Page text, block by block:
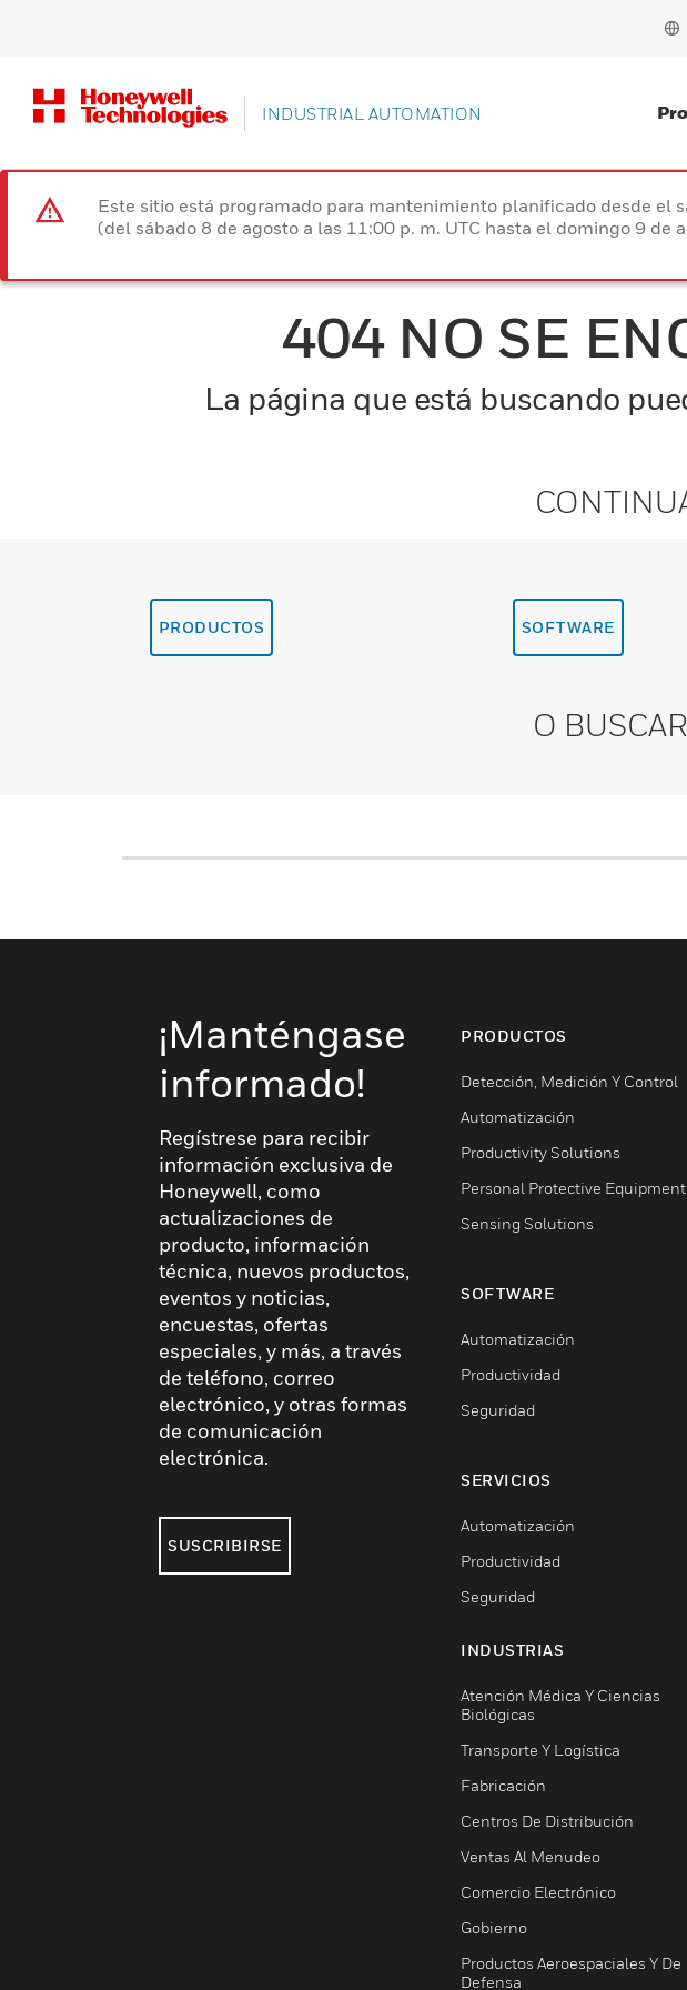
INDUSTRIAL AUTOMATION
Este sitio está programado para mantenimiento planificado desde el
(del sábado 8 de agosto a las 11:00 p. m. UTC hasta el domingo 9
404 NO SE
La página que está buscando
PRODUCTOS SOFTWARE
O
¡Manténgase
informado!
Regístrese para recibir
información exclusiva de
Honeywell, como
actualizaciones de
producto, información
técnica, nuevos productos,
eventos y noticias,
encuestas, ofertas
especiales, y más, a través
de teléfono, correo
electrónico, y otras formas
de comunicación
electrónica.
SUSCRIBIRSE
PRODUCTOS
Detección, Medición Y Control
Automatización
Productivity Solutions
Personal Protective Equipment
Sensing Solutions
SOFTWARE
Automatización
Productividad
Seguridad
SERVICIOS
Automatización
Productividad
Seguridad
INDUSTRIAS
Atención Médica Y Ciencias
Biológicas
Transporte Y Logística
Fabricación
Centros De Distribución
Ventas Al Menudeo
Comercio Electrónico
Gobierno
Productos Aeroespaciales Y De
Defensa